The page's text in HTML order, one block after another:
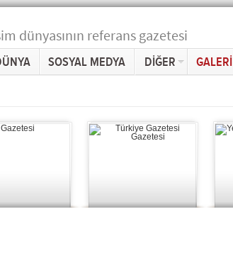
dünyasının referans gazetesi
SOSYAL MEDYA DİĞER GALERİ